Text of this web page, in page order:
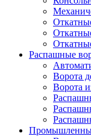
Распашные
Ворота
Ворота